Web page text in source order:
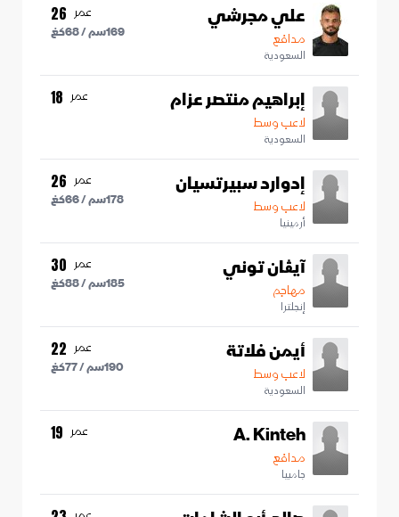
علي مجرشي
مدافع
السعودية
عمر 26
169سم /68كغ
إبراهيم منتصر عزام
لاعب وسط
السعودية
عمر 18
إدوارد سبيرتسيان
لاعب وسط
أرمينيا
عمر 26
178سم /66كغ
آيڤان توني
مهاجم
إنجلترا
عمر 30
185سم /88كغ
أيمن فلاتة
لاعب وسط
السعودية
عمر 22
190سم /77كغ
A. Kinteh
مدافع
جامبيا
عمر 19